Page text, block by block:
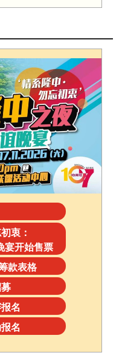
衷：
宴开始售票
款表格
名
名